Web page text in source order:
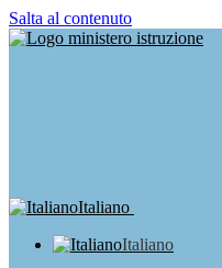
Salta al contenuto
Italiano
Italiano